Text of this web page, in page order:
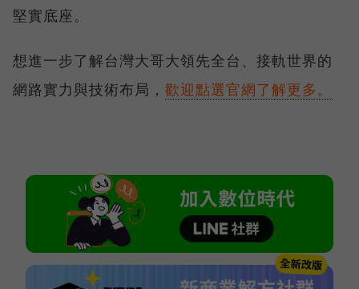
堅實底座。
想進一步了解台灣大哥大領先全台、接軌世界的
網路實力與技術布局， 歡迎點選官網了解更多。